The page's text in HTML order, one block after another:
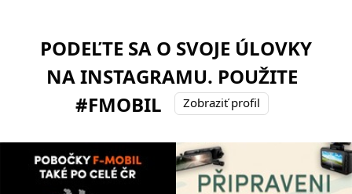
PODEĽTE SA O SVOJE ÚLOVKY
NA INSTAGRAMU. POUŽITE
#FMOBIL
Zobraziť profil